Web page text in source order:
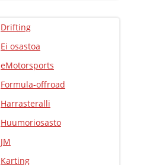
Drifting
Ei osastoa
eMotorsports
Formula-offroad
Harrasteralli
Huumoriosasto
JM
Karting